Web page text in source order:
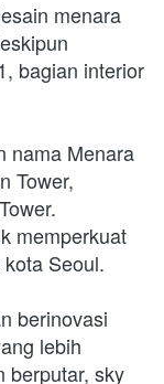
menara
bagian interior
nama Menara
Tower,
memperkuat
Seoul.
berinovasi
lebih
berputar, sky